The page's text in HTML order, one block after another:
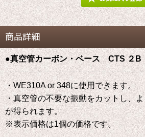
商品詳細
●真空管カーボン・ベース CTS ２B
・WE310A or 348に使用できます。
・真空管の不要な振動をカットし、
が得られます。
※表示価格は1個の価格です。